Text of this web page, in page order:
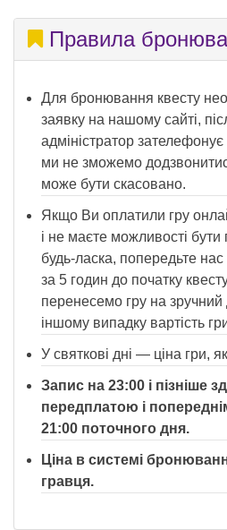
Правила
Для бронювання квесту
заявку на нашому сайті,
адміністратор
ми не зможемо
може бути скасовано.
Якщо Ви оплатили гру
і не маєте можливості бути
будь-ласка, попередьте
за 5 годин до початку
перенесемо гру на
іншому випадку вартість
У святкові дні — ціна гри, як
Запис на 23:00 і пізніше
передплатою і
21:00 поточного дня.
Ціна в системі
гравця.